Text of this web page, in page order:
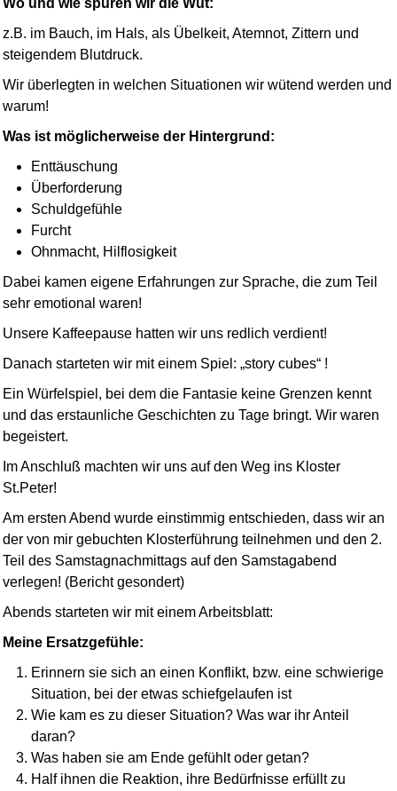
z.B. im Bauch, im Hals, als Übelkeit, Atemnot, Zittern und
steigendem Blutdruck.
Wir überlegten in welchen Situationen wir wütend werden und
warum!
Was ist möglicherweise der Hintergrund:
Enttäuschung
Überforderung
Schuldgefühle
Furcht
Ohnmacht, Hilflosigkeit
Dabei kamen eigene Erfahrungen zur Sprache, die zum Teil
sehr emotional waren!
Unsere Kaffeepause hatten wir uns redlich verdient!
Danach starteten wir mit einem Spiel: „story cubes“ !
Ein Würfelspiel, bei dem die Fantasie keine Grenzen kennt
und das erstaun­liche Geschichten zu Tage bringt. Wir waren
begeistert.
Im Anschluß machten wir uns auf den Weg ins Kloster
St.Peter!
Am ersten Abend wurde einstimmig entschieden, dass wir an
der von mir gebuchten Klosterführung teilnehmen und den 2.
Teil des Samstagnachmittags auf den Samstag­abend
verlegen! (Bericht gesondert)
Abends starteten wir mit einem Arbeitsblatt:
Meine Ersatzgefühle:
Erinnern sie sich an einen Konflikt, bzw. eine schwierige
Situation, bei der etwas schiefgelaufen ist
Wie kam es zu dieser Situation? Was war ihr Anteil
daran?
Was haben sie am Ende gefühlt oder getan?
Half ihnen die Reaktion, ihre Bedürfnisse erfüllt zu